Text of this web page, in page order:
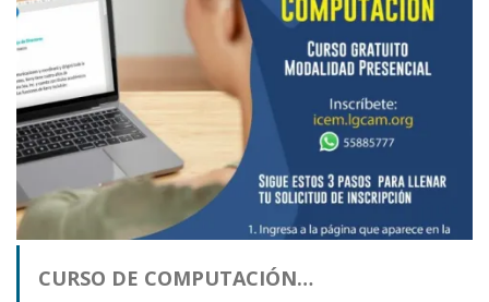
CURSO DE COMPUTACIÓN…